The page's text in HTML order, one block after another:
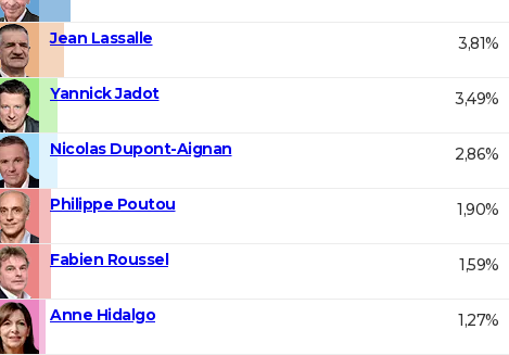
Jean Lassalle 3,81%
Yannick Jadot 3,49%
Nicolas Dupont-Aignan 2,86%
Philippe Poutou 1,90%
Fabien Roussel 1,59%
Anne Hidalgo 1,27%